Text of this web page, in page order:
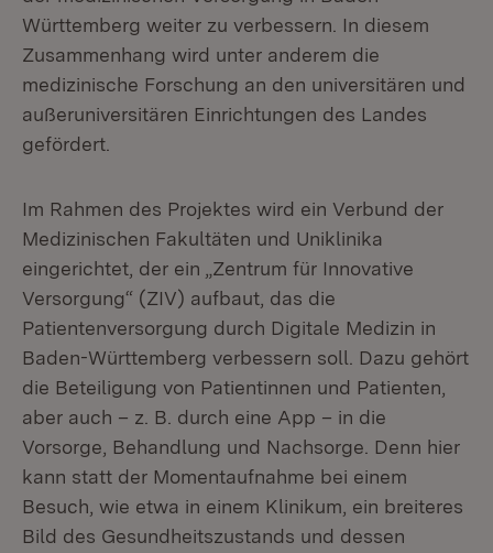
Württemberg weiter zu verbessern. In diesem
Zusammenhang wird unter anderem die
medizinische Forschung an den universitären und
außeruniversitären Einrichtungen des Landes
gefördert.
Im Rahmen des Projektes wird ein Verbund der
Medizinischen Fakultäten und Uniklinika
eingerichtet, der ein „Zentrum für Innovative
Versorgung“ (ZIV) aufbaut, das die
Patientenversorgung durch Digitale Medizin in
Baden-Württemberg verbessern soll. Dazu gehört
die Beteiligung von Patientinnen und Patienten,
aber auch – z. B. durch eine App – in die
Vorsorge, Behandlung und Nachsorge. Denn hier
kann statt der Momentaufnahme bei einem
Besuch, wie etwa in einem Klinikum, ein breiteres
Bild des Gesundheitszustands und dessen